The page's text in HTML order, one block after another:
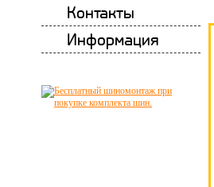
Контакты
Информация